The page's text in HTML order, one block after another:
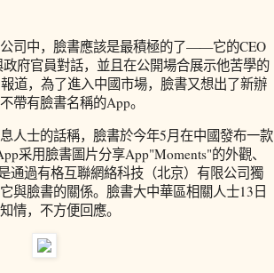
司中，臉書應該是最積極的了——它的CEO
府官員對話，並且在公開場合展示他苦學的
道，為了進入中國市場，臉書又想出了新辦
帶有臉書名稱的App。
人士的話稱，臉書於今年5月在中國發布一款
采用臉書圖片分享App"Moments"的外觀、
通過有格互聯網絡科技（北京）有限公司獨
與臉書的關係。臉書大中華區相關人士13日
情，不方便回應。